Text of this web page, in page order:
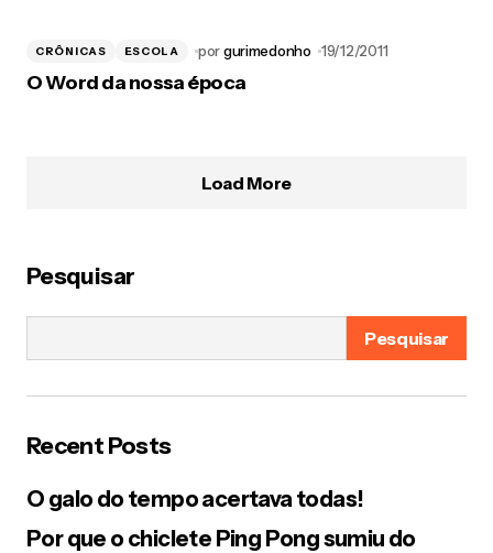
CRÔNICAS ESCOLA porgurimedonho 19/12/2011
O Word da nossa época
Load More
Pesquisar
Pesquisar
Recent Posts
O galo do tempo acertava todas!
Por que o chiclete Ping Pong sumiu do